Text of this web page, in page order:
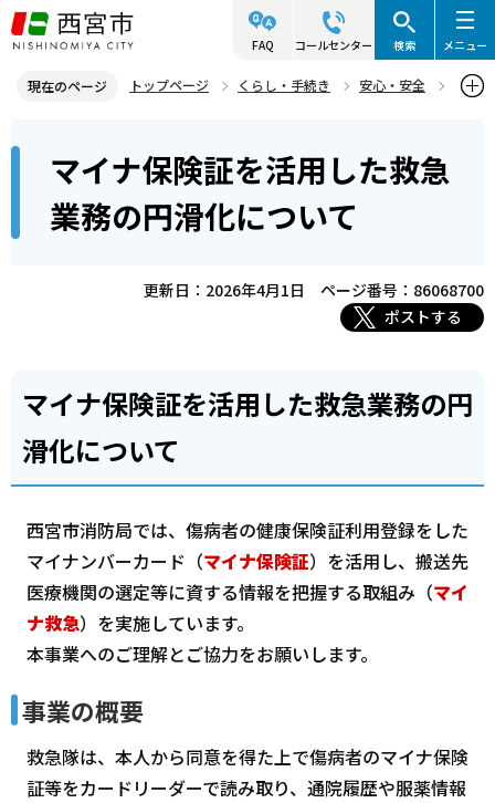
こ
の
ジ
頭
FAQ コールセンター 検索 メニュー
現在のページ トップページ くらし・手続き
安心・安全
マイナ保険証を活用した救急業務の円滑化について
マイナ保険証を活用した救急
業務の円滑化について
更新日：2026年4月1日
ページ番号：86068700
ポストする
マイナ保険証を活用した救急業務の円
滑化について
西宮市消防局では、傷病者の健康保険証利用登録をした
マイナンバーカード（マイナ保険証）を活用し、搬送先
医療機関の選定等に資する情報を把握する取組み（マイ
ナ救急）を実施しています。
本事業へのご理解とご協力をお願いします。
事業の概要
救急隊は、本人から同意を得た上で傷病者のマイナ保険
証等をカードリーダーで読み取り、通院履歴や服薬情報